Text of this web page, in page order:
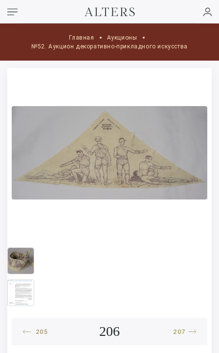
Главная
Аукционы
№52. Аукцион декоративно-прикладного искусства
205 206 207